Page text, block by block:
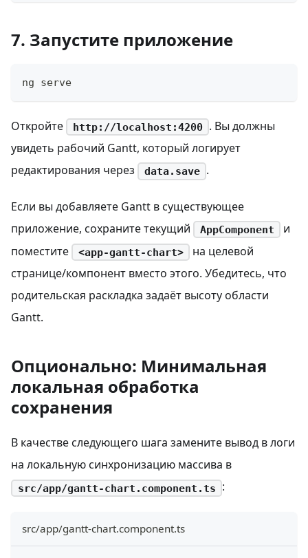
7. Запустите приложение
ng serve
Откройте http://localhost:4200 . Вы должны
увидеть рабочий Gantt, который логирует
редактирования через
data.save .
Если вы добавляете Gantt в существующее
приложение, сохраните текущий
AppComponent
и
поместите
<app-gantt-chart>
на целевой
странице/компонент вместо этого. Убедитесь, что
родительская раскладка задаёт высоту области
Gantt.
Опционально: Минимальная
локальная обработка
сохранения
В качестве следующего шага замените вывод в логи
на локальную синхронизацию массива в
src/app/gantt-chart.component.ts :
src/app/gantt-chart.component.ts